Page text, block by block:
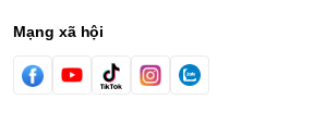
Mạng xã hội